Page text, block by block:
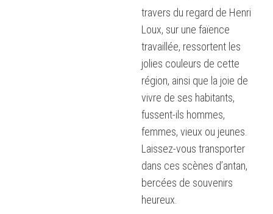
travers du regard de Henri
Loux, sur une faïence
travaillée, ressortent les
jolies couleurs de cette
région, ainsi que la joie de
vivre de ses habitants,
fussent-ils hommes,
femmes, vieux ou jeunes.
Laissez-vous transporter
dans ces scènes d’antan,
bercées de souvenirs
heureux.